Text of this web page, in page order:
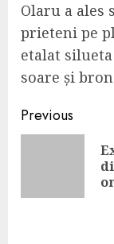
Olaru a ales
prieteni pe
etalat
soare și
Continue
Reading
Previous